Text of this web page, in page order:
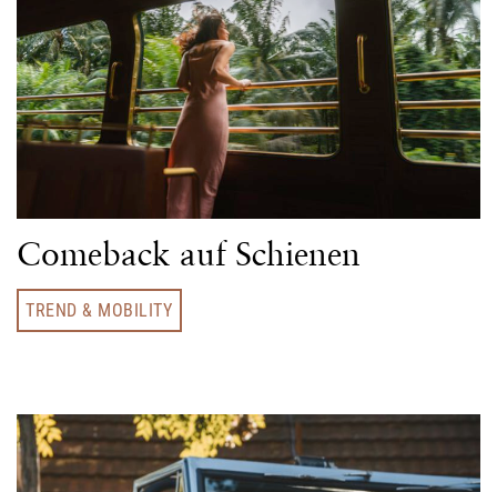
Comeback auf Schienen
TREND & MOBILITY